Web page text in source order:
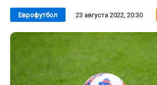
Еврофутбол 23 августа 2022, 20:30